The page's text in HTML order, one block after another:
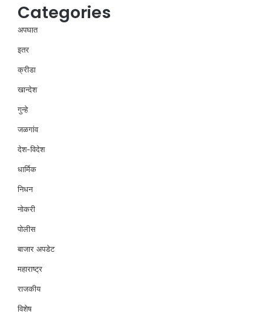
Categories
अपघात
इतर
क्रीडा
खान्देश
गुन्हे
जळगांव
देश-विदेश
धार्मिक
निधन
नोकरी
पोलीस
बाजार अपडेट
महाराष्ट्र
राजकीय
विशेष